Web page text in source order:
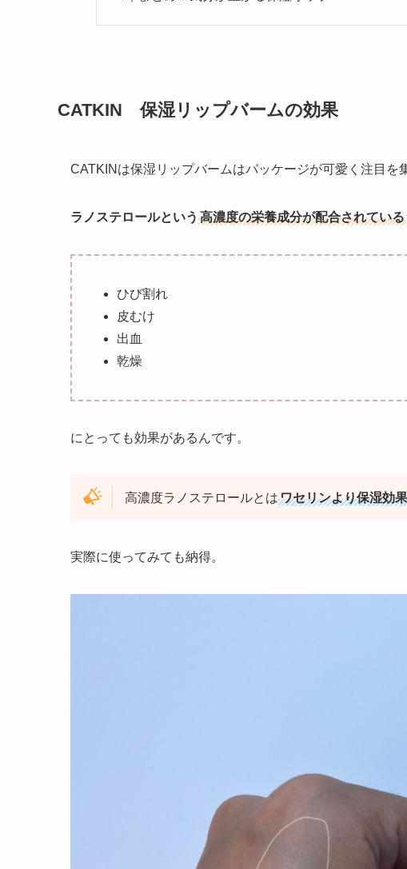
CATKIN 保湿リップバームの効果
CATKINは保湿リップバームはパッケージが可愛く注目を
ラノステロールという 高濃度の栄養成分が配合されている
ひび割れ
皮むけ
出血
乾燥
にとっても効果があるんです。
高濃度ラノステロールとはワセリンより保湿効
実際に使ってみても納得。